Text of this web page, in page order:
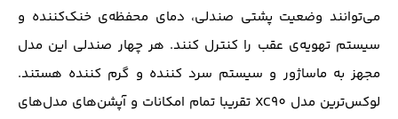
می‌توانند وضعیت پشتی صندلی، دمای محفظه‌ی خنک‌کننده و
سیستم تهویه‌ی عقب را کنترل کنند. هر چهار صندلی این مدل
مجهز به ماساژور و سیستم سرد کننده و گرم کننده هستند.
لوکس‌ترین مدل XC90 تقریبا تمام امکانات و آپشن‌های مدل‌های